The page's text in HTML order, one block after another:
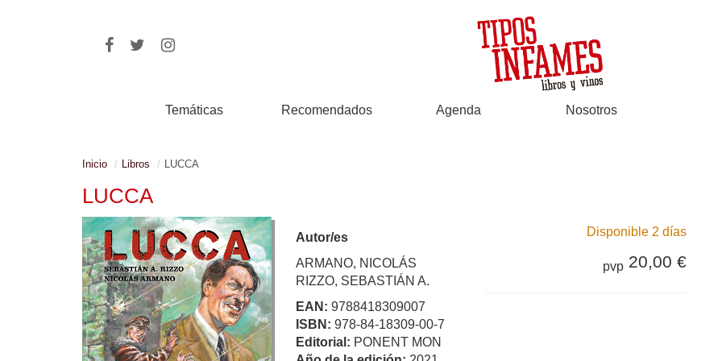
Temáticas Recomendados Agenda Nosotros
Inicio Libros LUCCA
LUCCA
Autor/es
ARMANO, NICOLÁS
RIZZO, SEBASTIÁN A.
EAN: 9788418309007
ISBN: 978-84-18309-00-7
Editorial: PONENT MON
Disponible 2 días
pvp 20,00 €